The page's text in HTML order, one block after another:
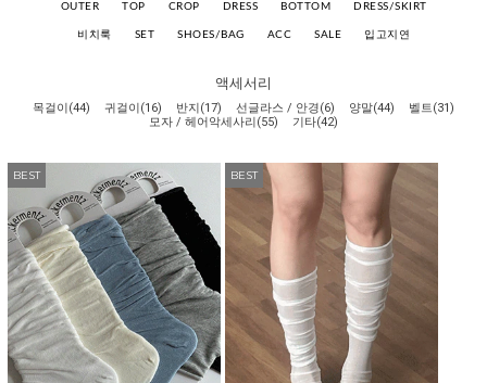
OUTER TOP CROP DRESS BOTTOM DRESS/SKIRT
비치룩 SET SHOES/BAG ACC SALE 입고지연
액세서리
목걸이(44) 귀걸이(16) 반지(17) 선글라스 / 안경(6) 양말(44)
벨트(31)
모자 / 헤어악세사리(55)
기타(42)
BEST BEST